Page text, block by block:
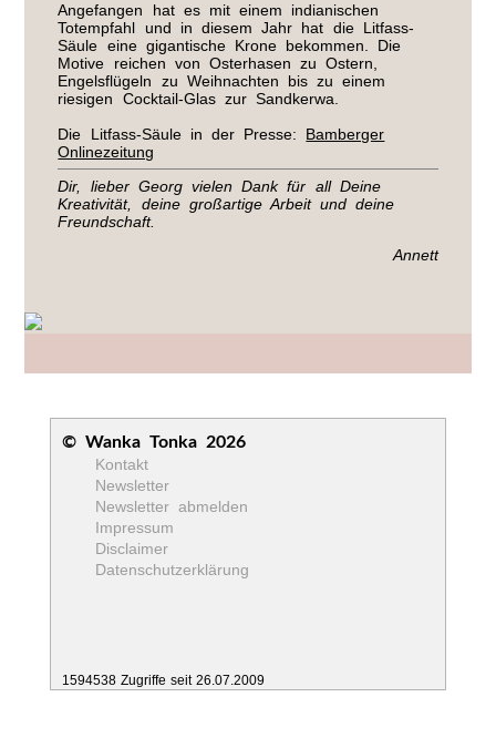
Angefangen hat es mit einem indianischen
Totempfahl und in diesem Jahr hat die Litfass-
Säule eine gigantische Krone bekommen. Die
Motive reichen von Osterhasen zu Ostern,
Engelsflügeln zu Weihnachten bis zu einem
riesigen Cocktail-Glas zur Sandkerwa.
Die Litfass-Säule in der Presse: Bamberger
Onlinezeitung
Dir, lieber Georg vielen Dank für all Deine
Kreativität, deine großartige Arbeit und deine
Freundschaft.
Annett
© Wanka Tonka 2026
Kontakt
Newsletter
Newsletter abmelden
Impressum
Disclaimer
Datenschutzerklärung
1594538 Zugriffe seit 26.07.2009